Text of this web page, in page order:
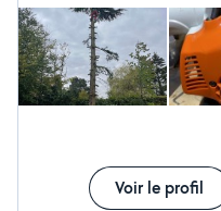
pelouse élagage& haie .. Contactez moi Cordialement,
Antoine
Voir le profil